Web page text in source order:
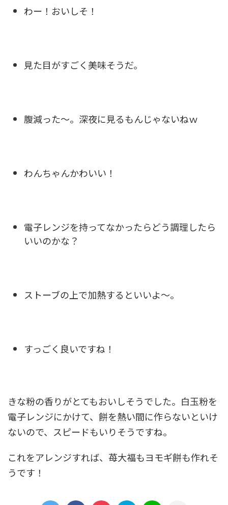
わー！おいしそ！
見た目がすごく美味そうだ。
腹減った～。深夜に見るもんじゃないねｗ
わんちゃんかわいい！
電子レンジを持ってなかったらどう調理したら
いいのかな？
ストーブの上で加熱するといいよ～。
すっごく良いですね！
きな粉の香りがとてもおいしそうでした。白玉粉を
電子レンジにかけて、餅を熱い間に作らないといけ
ないので、スピードもいりそうですね。
これをアレンジすれば、苺大福もヨモギ餅も作れそ
うです！